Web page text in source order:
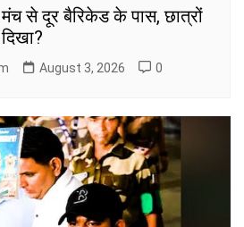
से दूर बैरिकेड के पास, छात्रों
August 3, 2026 0